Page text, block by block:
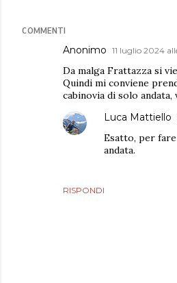
COMMENTI
Anonimo 11 luglio 2024
Da malga Frattazza si
Quindi mi conviene
cabinovia di solo andata,
RISPONDI
Luca Mattiello
Esatto, per
andata.